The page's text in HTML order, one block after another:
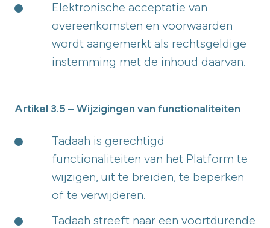
Elektronische acceptatie van
overeenkomsten en voorwaarden
wordt aangemerkt als rechtsgeldige
instemming met de inhoud daarvan.
Artikel 3.5 – Wijzigingen van functionaliteiten
Tadaah is gerechtigd
functionaliteiten van het Platform te
wijzigen, uit te breiden, te beperken
of te verwijderen.
Tadaah streeft naar een voortdurende